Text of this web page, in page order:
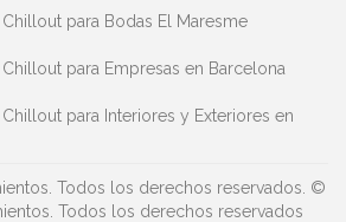
para Bodas El Maresme
para Empresas en Barcelona
para Interiores y Exteriores en
Todos los derechos reservados. ©
Todos los derechos reservados